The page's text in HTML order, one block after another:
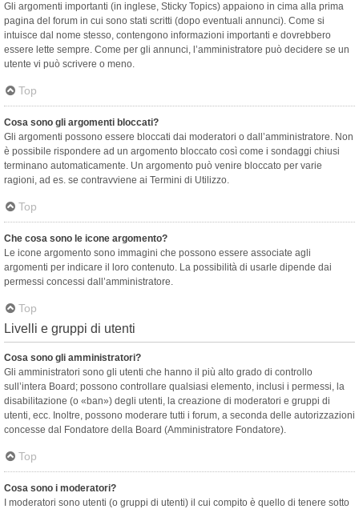
Gli argomenti importanti (in inglese, Sticky Topics) appaiono in cima alla prima
pagina del forum in cui sono stati scritti (dopo eventuali annunci). Come si
intuisce dal nome stesso, contengono informazioni importanti e dovrebbero
essere lette sempre. Come per gli annunci, l’amministratore può decidere se un
utente vi può scrivere o meno.
Top
Cosa sono gli argomenti bloccati?
Gli argomenti possono essere bloccati dai moderatori o dall’amministratore. Non
è possibile rispondere ad un argomento bloccato così come i sondaggi chiusi
terminano automaticamente. Un argomento può venire bloccato per varie
ragioni, ad es. se contravviene ai Termini di Utilizzo.
Top
Che cosa sono le icone argomento?
Le icone argomento sono immagini che possono essere associate agli
argomenti per indicare il loro contenuto. La possibilità di usarle dipende dai
permessi concessi dall’amministratore.
Top
Livelli e gruppi di utenti
Cosa sono gli amministratori?
Gli amministratori sono gli utenti che hanno il più alto grado di controllo
sull’intera Board; possono controllare qualsiasi elemento, inclusi i permessi, la
disabilitazione (o «ban») degli utenti, la creazione di moderatori e gruppi di
utenti, ecc. Inoltre, possono moderare tutti i forum, a seconda delle autorizzazioni
concesse dal Fondatore della Board (Amministratore Fondatore).
Top
Cosa sono i moderatori?
I moderatori sono utenti (o gruppi di utenti) il cui compito è quello di tenere sotto